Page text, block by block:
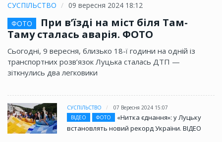
СУСПІЛЬСТВО
09 вересня 2024 18:12
ФОТО
При в’їзді на міст біля Там-
Таму сталась аварія. ФОТО
Сьогодні, 9 вересня, близько 18-ї години на одній із
транспортних розв’язок Луцька сталась ДТП —
зіткнулись два легковики
СУСПІЛЬСТВО
07 Вересня 2024 15:07
ВІДЕО
ФОТО
«Нитка єднання»: у Луцьку
встановлять новий рекорд України. ВІДЕО